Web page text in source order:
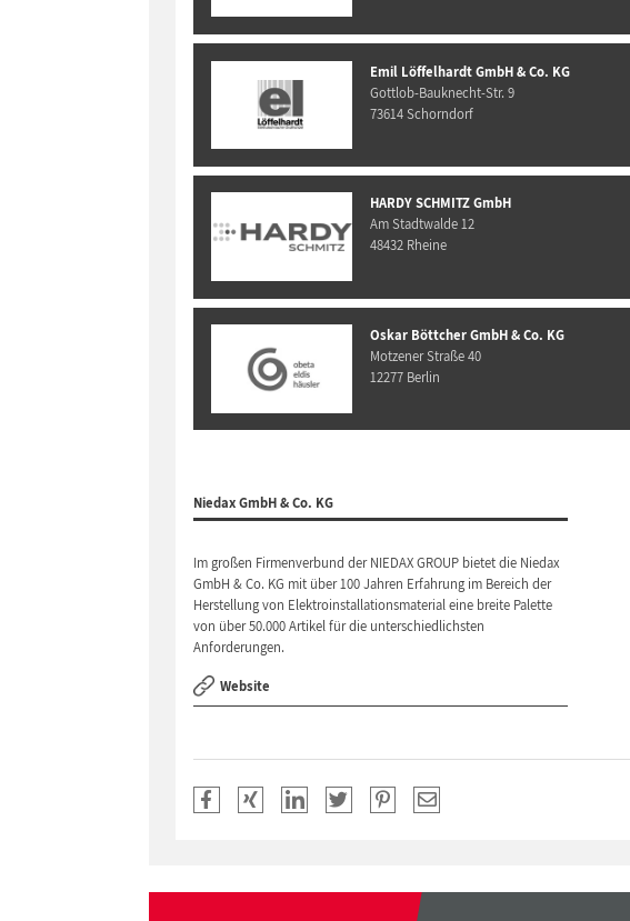
Emil Löffelhardt GmbH & Co. KG
Gottlob-Bauknecht-Str. 9
73614 Schorndorf
HARDY SCHMITZ GmbH
Am Stadtwalde 12
48432 Rheine
Oskar Böttcher GmbH & Co. KG
Motzener Straße 40
12277 Berlin
Niedax GmbH & Co. KG
Im großen Firmenverbund der NIEDAX GROUP bietet die Niedax
GmbH & Co. KG mit über 100 Jahren Erfahrung im Bereich der
Herstellung von Elektroinstallationsmaterial eine breite Palette
von über 50.000 Artikel für die unterschiedlichsten
Anforderungen.
Website